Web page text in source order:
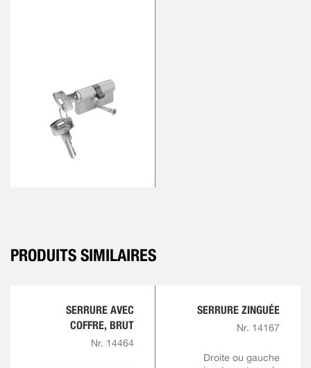
PRODUITS SIMILAIRES
SERRURE AVEC
COFFRE, BRUT
Nr. 14464
SERRURE ZINGUÉE
Nr. 14167
Droite ou gauche